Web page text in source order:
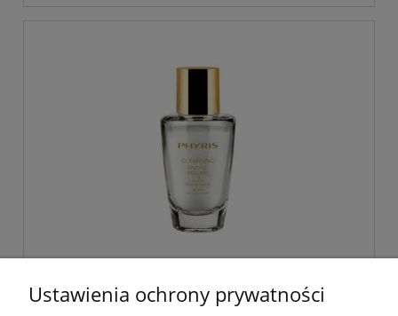
enzymatyczny cera wrażliwa i
naczynkowa 30g
Ustawienia ochrony prywatności